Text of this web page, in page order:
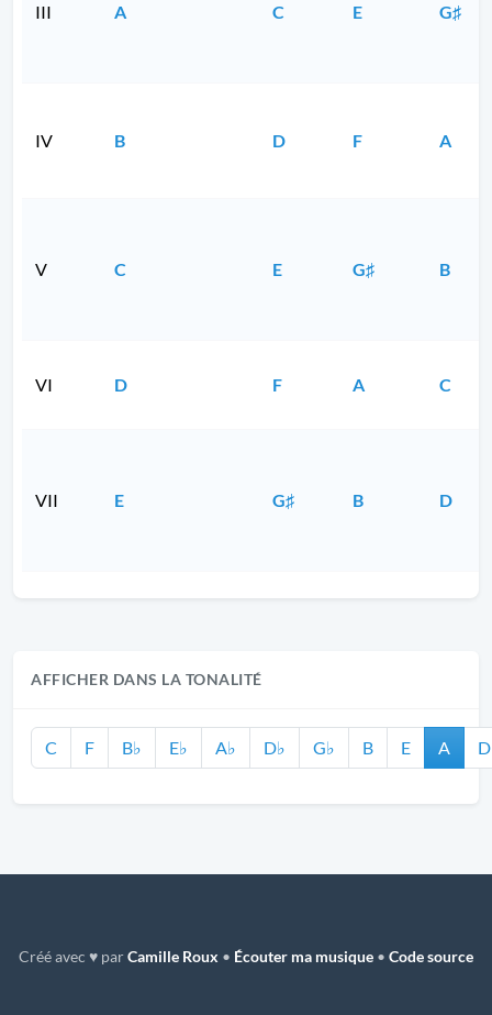
III A C E G♯
IV B D F A
V C E G♯ B
VI D F A C
VII E G♯ B D
AFFICHER DANS LA TONALITÉ
C F B♭ E♭ A♭ D♭ G♭ B E A D
Créé avec ♥ parCamille Roux • Écouter ma musique • Code source